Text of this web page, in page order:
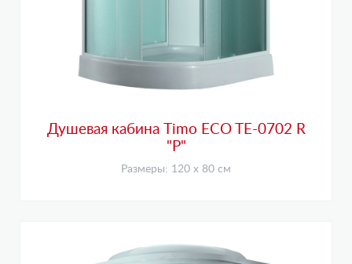
Душевая кабина Timo ECO TE-0702 R
"P"
Размеры: 120 х 80 см